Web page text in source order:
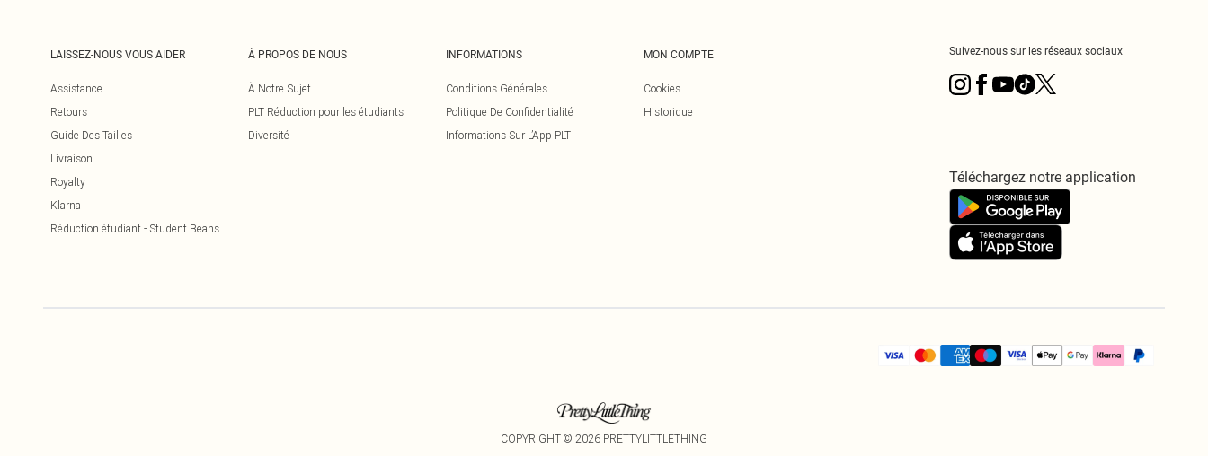
LAISSEZ-NOUS VOUS AIDER
Assistance
Retours
Guide Des Tailles
Livraison
Royalty
Klarna
Réduction étudiant - Student Beans
À PROPOS DE NOUS
À Notre Sujet
PLT Réduction pour les étudiants
Diversité
INFORMATIONS
Conditions Générales
Politique De Confidentialité
Informations Sur L’App PLT
MON COMPTE
Cookies
Historique
Suivez-nous sur les réseaux sociaux
Téléchargez notre application
COPYRIGHT © 2026 PRETTYLITTLETHING